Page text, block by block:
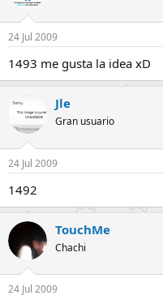
24 Jul 2009
1493 me gusta la idea xD
Jle
Gran usuario
24 Jul 2009
1492
TouchMe
Chachi
24 Jul 2009